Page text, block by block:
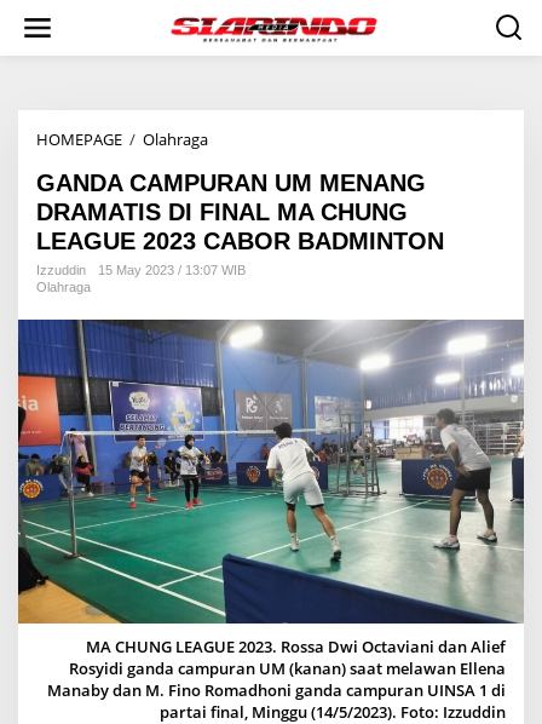
i
HOMEPAGE / Olahraga
N
D
A
C
A
U
A
N
U
M
M
E
N
G
R
A
M
A
T
GANDA CAMPURAN UM MENANG
DRAMATIS DI FINAL MA CHUNG
LEAGUE 2023 CABOR BADMINTON
Izzuddin
15 May 2023 / 13:07 WIB
Olahraga
MA CHUNG LEAGUE 2023. Rossa Dwi Octaviani dan Alief
Rosyidi ganda campuran UM (kanan) saat melawan Ellena
Manaby dan M. Fino Romadhoni ganda campuran UINSA 1 di
partai final, Minggu (14/5/2023). Foto: Izzuddin